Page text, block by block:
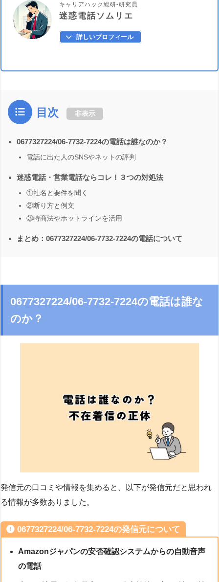
キャリアハック総研-研究員
迷惑電話ソムリエ
詳しいプロフィール
目次 非表示
0677327224/06-7732-7224の電話は誰なのか？
電話に出た人のSNSやネットの評判
迷惑電話・営業電話ならコレ！３つの対処法
①社名と要件を聞く
②断り方と例文
③特商法やホットラインを活用
まとめ：0677327224/06-7732-7224の電話について
0677327224/06-7732-7224の電話は誰な
のか？
発信元の口コミや情報を集めると、以下が発信元だと思われ
る情報が多数ありました。
0677327224/06-7732-7224の発信元について
Amazonジャパンの安否確認システムからの自動音声
の電話